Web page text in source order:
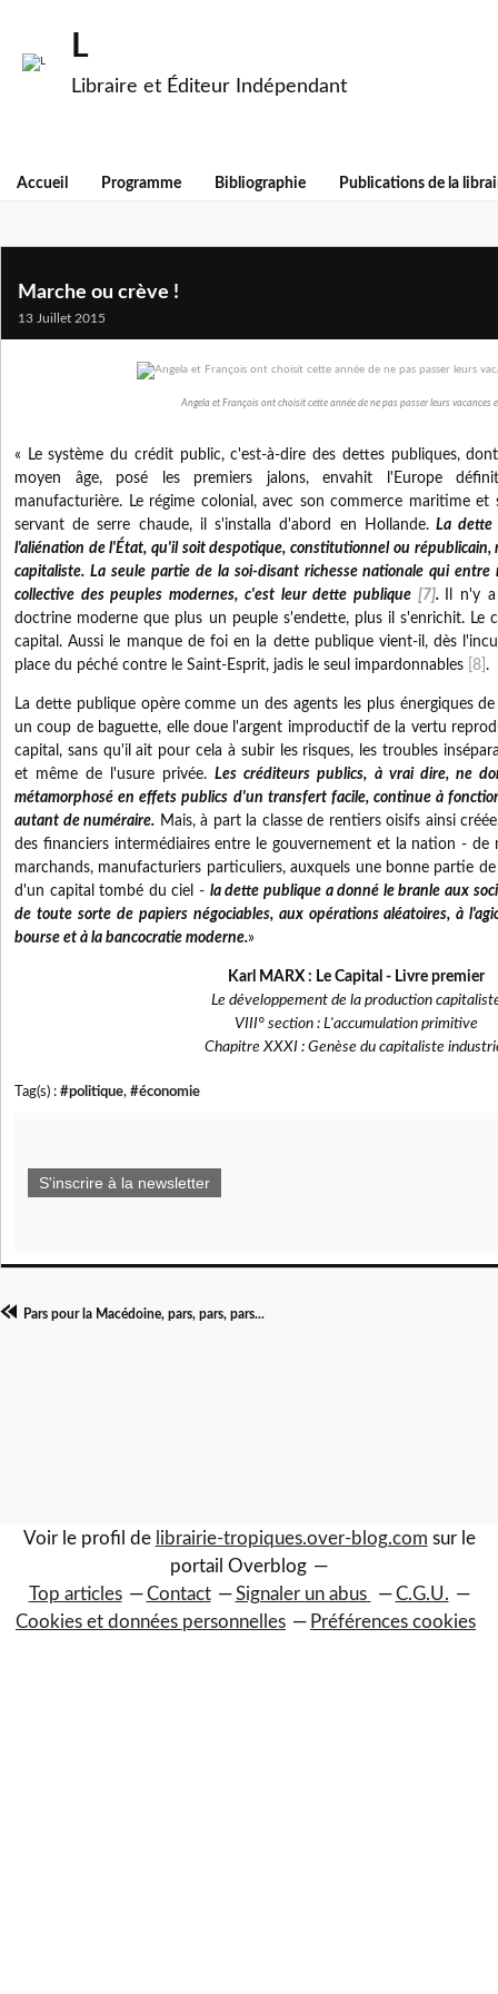
L
Libraire et Éditeur Indépendant
Accueil Programme Bibliographie Publications de la
Marche ou crève !
13 Juillet 2015
Angela et François ont choisit cette année de ne pas passer leurs vacances
« Le système du crédit public, c'est-à-dire des dettes publiques,
moyen âge, posé les premiers jalons, envahit l'Europe
manufacturière. Le régime colonial, avec son commerce maritime et
servant de serre chaude, il s'installa d'abord en Hollande.La dette
l'aliénation de l'État, qu'il soit despotique, constitutionnel ou républicain,
capitaliste. La seule partie de la soi-disant richesse nationale qui entre
collective des peuples modernes, c'est leur dette publique [7].
Il n'y
doctrine moderne que plus un peuple s'endette, plus il s'enrichit. Le
capital. Aussi le manque de foi en la dette publique vient-il, dès
place du péché contre le Saint-Esprit, jadis le seul impardonnables [8] .
La dette publique opère comme un des agents les plus énergiques
un coup de baguette, elle doue l'argent improductif de la vertu
capital, sans qu'il ait pour cela à subir les risques, les troubles
et même de l'usure privée.Les créditeurs publics, à vrai dire, ne
métamorphosé en effets publics d'un transfert facile, continue à
autant de numéraire. Mais, à part la classe de rentiers oisifs ainsi
des financiers intermédiaires entre le gouvernement et la nation - de
marchands, manufacturiers particuliers, auxquels une bonne partie
d'un capital tombé du ciel - la dette publique a donné le branle aux
de toute sorte de papiers négociables, aux opérations aléatoires, à
bourse et à la bancocratie moderne.»
Karl MARX : Le Capital - Livre premier
Le développement de la production
VIII° section : L'accumulation primitive
Chapitre XXXI : Genèse du capitaliste
Tag(s) : #politique, #économie
S'inscrire à la newsletter
Pars pour la Macédoine, pars, pars, pars...
Voir le profil de librairie-tropiques.over-blog.com sur le
portail Overblog
Top articles
Contact Signaler un abus
C.G.U.
Cookies et données personnelles
Préférences cookies